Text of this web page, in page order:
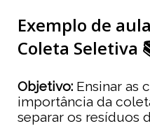
Exemplo de
Coleta Seletiva
Objetivo: Ensinar as
importância da
separar os resíduos